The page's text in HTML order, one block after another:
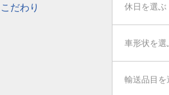
こだわり 休日を選ぶ
車形状を選
輸送品目を